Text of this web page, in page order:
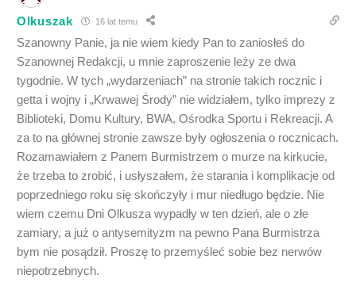
Olkuszak 16 lat temu
Szanowny Panie, ja nie wiem kiedy Pan to zaniosłeś do
Szanownej Redakcji, u mnie zaproszenie leży ze dwa
tygodnie. W tych „wydarzeniach” na stronie takich rocznic i
getta i wojny i „Krwawej Środy” nie widziałem, tylko imprezy z
Biblioteki, Domu Kultury, BWA, Ośrodka Sportu i Rekreacji. A
za to na głównej stronie zawsze były ogłoszenia o rocznicach.
Rozamawiałem z Panem Burmistrzem o murze na kirkucie,
że trzeba to zrobić, i usłyszałem, że starania i komplikacje od
poprzedniego roku się skończyły i mur niedługo będzie. Nie
wiem czemu Dni Olkusza wypadły w ten dzień, ale o złe
zamiary, a już o antysemityzm na pewno Pana Burmistrza
bym nie posądził. Proszę to przemyśleć sobie bez nerwów
niepotrzebnych.